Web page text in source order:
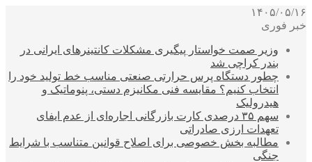
۱۴۰۵/۰۵/۱۶
خبر فوری
وزیر صمت خواستار پیگیری مشکلات کانتینرهای ایرانی در
بندر کراچی شد
چطور دستگاه پرس حرارتی صنعتی مناسب خط تولید خود را
انتخاب کنیم؟ مقایسه فنی مکانیزم دستی، پنوماتیک و
هیدرولیک
سهم ۳۵ درصدی کارت بازرگانی اجاره‌ای از عدم ایفای
تعهدات ارزی صادراتی
مطالبه بخش خصوصی برای اصلاح قوانین متناسب با شرایط
جنگی